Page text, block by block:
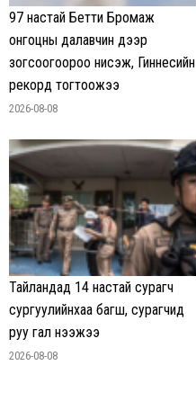
97 настай Бетти Бромаж
онгоцны далавчин дээр
зогсоогоороо нисэж, Гиннесийн
рекорд тогтоожээ
2026-08-08
Тайландад 14 настай сурагч
сургуулийнхаа багш, сурагчид
руу гал нээжээ
2026-08-08